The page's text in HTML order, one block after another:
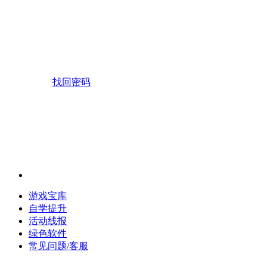
找回密码
游戏宝库
自学提升
活动线报
绿色软件
常见问题/客服